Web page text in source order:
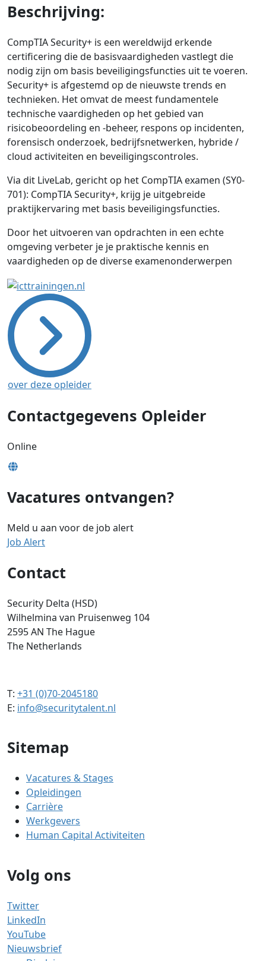
Beschrijving:
CompTIA Security+ is een wereldwijd erkende
certificering die de basisvaardigheden vastlegt die
nodig zijn om basis beveiligingsfuncties uit te voeren.
Security+ is afgestemd op de nieuwste trends en
technieken. Het omvat de meest fundamentele
technische vaardigheden op het gebied van
risicobeoordeling en -beheer, respons op incidenten,
forensisch onderzoek, bedrijfsnetwerken, hybride /
cloud activiteiten en beveiligingscontroles.
Via dit LiveLab, gericht op het CompTIA examen (SY0-
701): CompTIA Security+, krijg je uitgebreide
praktijkervaring met basis beveiligingsfuncties.
Door het uitvoeren van opdrachten in een echte
omgeving verbeter je je praktische kennis en
vaardigheden op de diverse examenonderwerpen
over deze opleider
Contactgegevens Opleider
Online
Vacatures ontvangen?
Meld u aan voor de job alert
Job Alert
Contact
Security Delta (HSD)
Wilhelmina van Pruisenweg 104
2595 AN The Hague
The Netherlands
T: +31 (0)70-2045180
E: info@securitytalent.nl
Sitemap
Vacatures & Stages
Opleidingen
Carrière
Werkgevers
Human Capital Activiteiten
Volg ons
Twitter
LinkedIn
YouTube
Nieuwsbrief